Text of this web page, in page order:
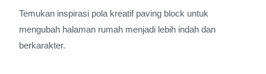
Temukan inspirasi pola kreatif paving block untuk
mengubah halaman rumah menjadi lebih indah dan
berkarakter.